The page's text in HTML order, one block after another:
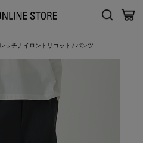
ッチナイロントリコット / パンツ